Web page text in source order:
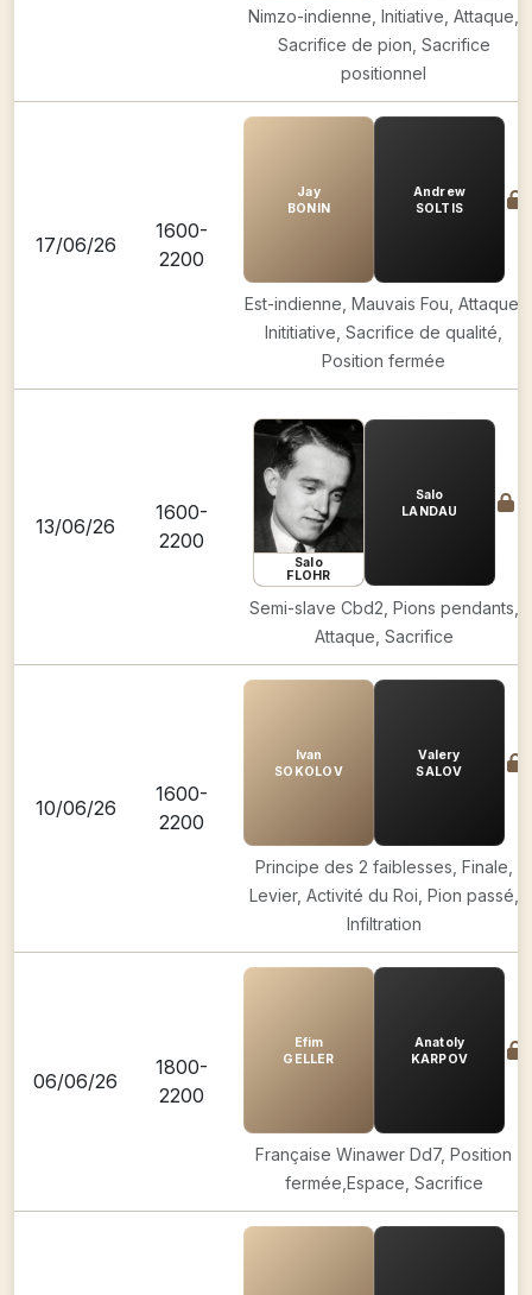
Nimzo-indienne, Initiative, Attaque,
Sacrifice de pion, Sacrifice
positionnel
17/06/26
1600-
2200
Jay
BONIN
Andrew
SOLTIS
Est-indienne, Mauvais Fou, Attaque,
Inititiative, Sacrifice de qualité,
Position fermée
13/06/26
1600-
2200
Salo
FLOHR
Salo
LANDAU
Semi-slave Cbd2, Pions pendants,
Attaque, Sacrifice
10/06/26
1600-
2200
Ivan
SOKOLOV
Valery
SALOV
Principe des 2 faiblesses, Finale,
Levier, Activité du Roi, Pion passé,
Infiltration
06/06/26
1800-
2200
Efim
GELLER
Anatoly
KARPOV
Française Winawer Dd7, Position
fermée,Espace, Sacrifice